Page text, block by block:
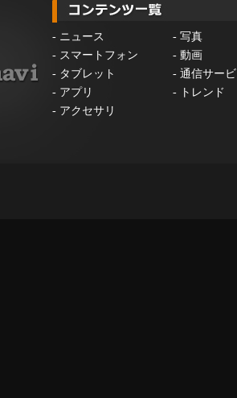
- ニュース - 写真
- スマートフォン - 動画
- タブレット - 通信サー
- アプリ -
トレンド
- アクセサリ